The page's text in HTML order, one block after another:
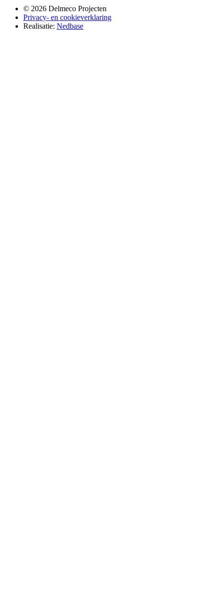
© 2026 Delmeco Projecten
Privacy- en cookieverklaring
Realisatie: Nedbase